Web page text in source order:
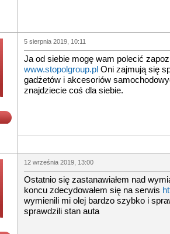
5 sierpnia 2019, 10:11
Ja od siebie mogę wam polecić
www.stopolgroup.pl Oni zajmują się
gadżetów i akcesoriów
znajdziecie coś dla siebie.
12 września 2019, 13:00
Ostatnio się zastanawiałem nad
koncu zdecydowałem się na serwis
wymienili mi olej bardzo szybko i
sprawdzili stan auta